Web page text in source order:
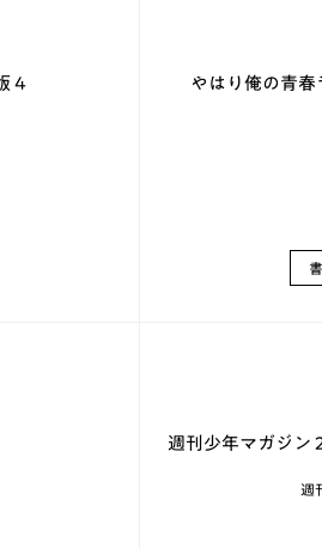
4 やはり俺の青
週刊少年マガジン
週